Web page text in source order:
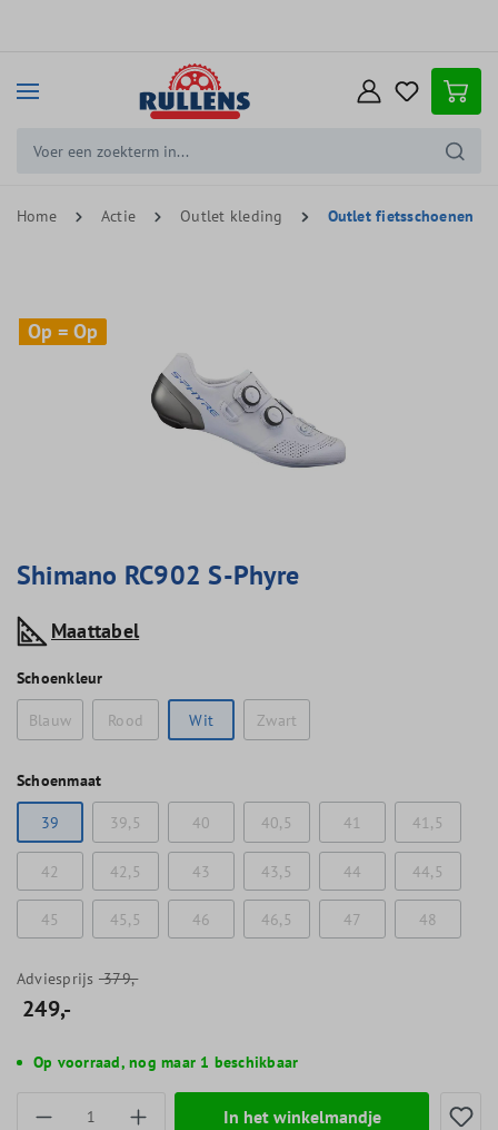
Home Actie Outlet kleding Outlet fietsschoenen
Op = Op
Op = Op
Shimano RC902 S-Phyre
Maattabel
Schoenkleur
Blauw
Rood Wit Zwart
Schoenmaat
39
39,5 40 40,5 41 41,5
42 42,5 43 43,5 44 44,5
45 45,5 46 46,5 47 48
Adviesprijs 379,-
249,-
Op voorraad, nog maar 1 beschikbaar
Producthoeveelheid: Voer de gewenste
In het winkelmandje